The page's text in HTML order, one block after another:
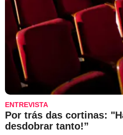
ENTREVISTA
Por trás das cortinas:
desdobrar tanto!”